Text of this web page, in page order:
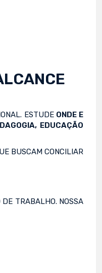
ESTUDE ONDE E
EDUCAÇÃO
BUSCAM CONCILIAR
TRABALHO. NOSSA